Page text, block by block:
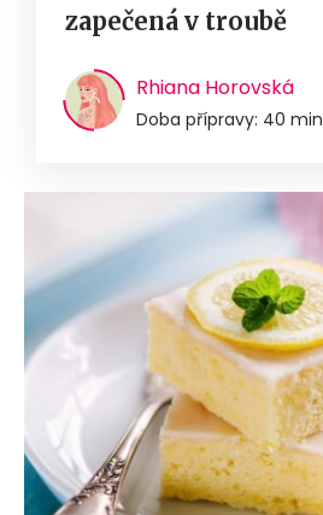
zapečená v troubě
Rhiana Horovská
Doba přípravy: 40 min